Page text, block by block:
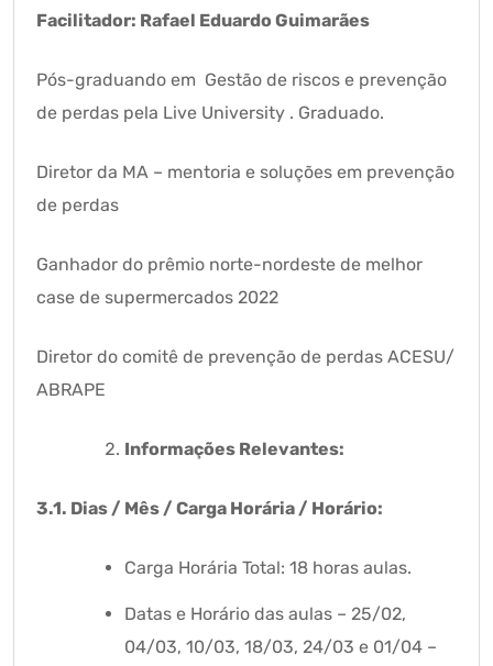
Facilitador: Rafael Eduardo Guimarães
Pós-graduando em Gestão de riscos e prevenção
de perdas pela Live University . Graduado.
Diretor da MA – mentoria e soluções em prevenção
de perdas
Ganhador do prêmio norte-nordeste de melhor
case de supermercados 2022
Diretor do comitê de prevenção de perdas ACESU/
ABRAPE
Informações Relevantes:
3.1. Dias / Mês / Carga Horária / Horário:
Carga Horária Total: 18 horas aulas.
Datas e Horário das aulas – 25/02,
04/03, 10/03, 18/03, 24/03 e 01/04 –